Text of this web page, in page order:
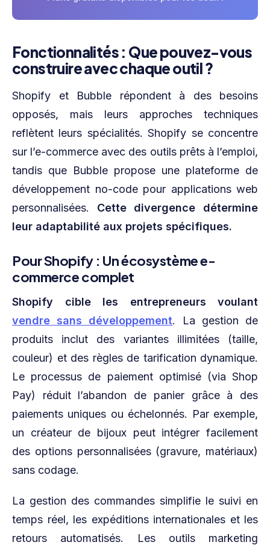
Fonctionnalités : Que pouvez-vous
construire avec chaque outil ?
Shopify et Bubble répondent à des besoins
opposés, mais leurs approches techniques
reflètent leurs spécialités. Shopify se concentre
sur l’e-commerce avec des outils prêts à l’emploi,
tandis que Bubble propose une plateforme de
développement no-code pour applications web
personnalisées. Cette divergence détermine
leur adaptabilité aux projets spécifiques.
Pour Shopify : Un écosystème e-
commerce complet
Shopify cible les entrepreneurs voulant
vendre sans développement. La gestion de
produits inclut des variantes illimitées (taille,
couleur) et des règles de tarification dynamique.
Le processus de paiement optimisé (via Shop
Pay) réduit l’abandon de panier grâce à des
paiements uniques ou échelonnés. Par exemple,
un créateur de bijoux peut intégrer facilement
des options personnalisées (gravure, matériaux)
sans codage.
La gestion des commandes simplifie le suivi en
temps réel, les expéditions internationales et les
retours automatisés. Les outils marketing